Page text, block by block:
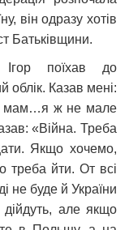
він одразу хотів
Батьківщини.
поїхав до
облік. Казав мені:
мам…я ж не мале
«Війна. Треба
Якщо хочемо,
треба йти. От всі
не буде й України
але якщо